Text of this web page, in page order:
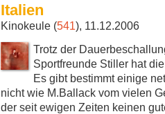
Italien
Kinokeule (541), 11.12.2006
Trotz der
Sportfreunde Stiller hat
Es gibt bestimmt einige
nicht wie M.Ballack vom vielen
der seit ewigen Zeiten keinen